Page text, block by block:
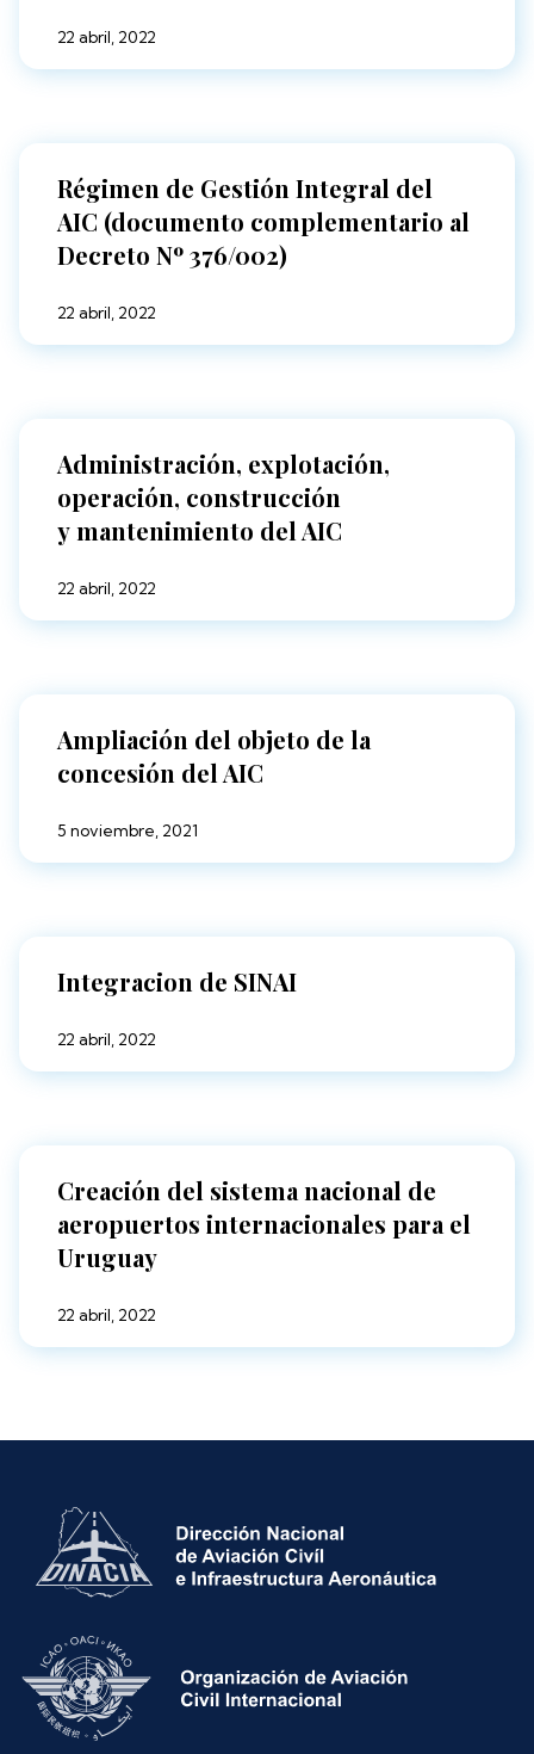
22 abril, 2022
Régimen de Gestión Integral del
AIC (documento complementario al
Decreto Nº 376/002)
22 abril, 2022
Administración, explotación,
operación, construcción
y mantenimiento del AIC
22 abril, 2022
Ampliación del objeto de la
concesión del AIC
5 noviembre, 2021
Integracion de SINAI
22 abril, 2022
Creación del sistema nacional de
aeropuertos internacionales para el
Uruguay
22 abril, 2022